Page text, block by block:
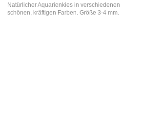
Natürlicher Aquarienkies in verschiedenen
schönen, kräftigen Farben. Größe 3-4 mm.